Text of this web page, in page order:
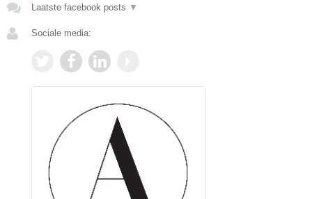
Laatste facebook posts ▼
Sociale media: